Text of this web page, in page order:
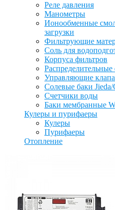
Реле давления
Манометры
Ионообменные
загрузки
Фильтрующие
Соль для
Корпуса фильтров
Управляющие
Солевые баки Jieda/
Счетчики воды
Баки мембранные
Кулеры и пурифаеры
Кулеры
Пурифаеры
Отопление